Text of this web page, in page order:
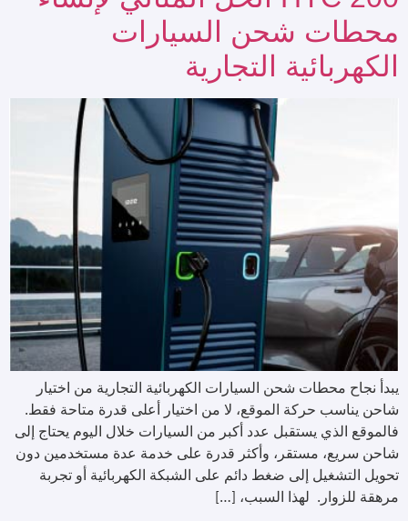
محطات شحن السيارات
الكهربائية التجارية
يبدأ نجاح محطات شحن السيارات الكهربائية التجارية من اختيار
شاحن يناسب حركة الموقع، لا من اختيار أعلى قدرة متاحة فقط.
فالموقع الذي يستقبل عدد أكبر من السيارات خلال اليوم يحتاج إلى
شاحن سريع، مستقر، وأكثر قدرة على خدمة عدة مستخدمين دون
تحويل التشغيل إلى ضغط دائم على الشبكة الكهربائية أو تجربة
مرهقة للزوار. لهذا السبب، […]